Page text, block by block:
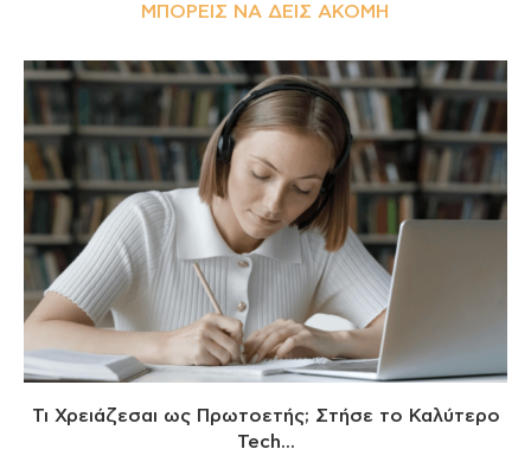
ΜΠΟΡΕΊΣ ΝΑ ΔΕΙΣ ΑΚΌΜΗ
Τι Χρειάζεσαι ως Πρωτοετής; Στήσε το Καλύτερο
Tech...